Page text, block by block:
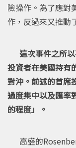
險操作。為了應對
作，反過來又推動
這次事件之所
投資者在美國持有
對沖。前述的首席
過度集中以及匯率
的程度」。
高盛的